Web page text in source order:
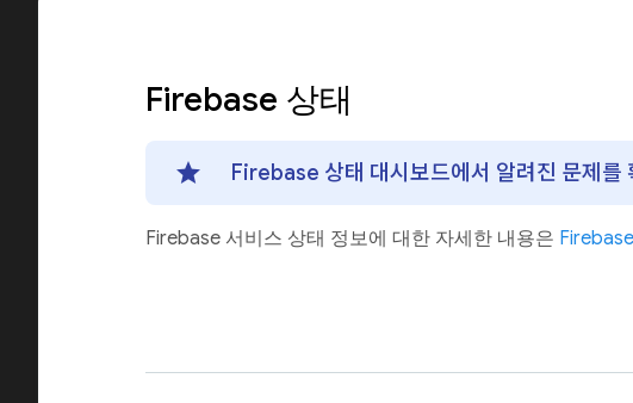
Firebase 상태
Firebase 상태 대시보드에서 알려진 문제를
Firebase 서비스 상태 정보에 대한 자세한 내용은